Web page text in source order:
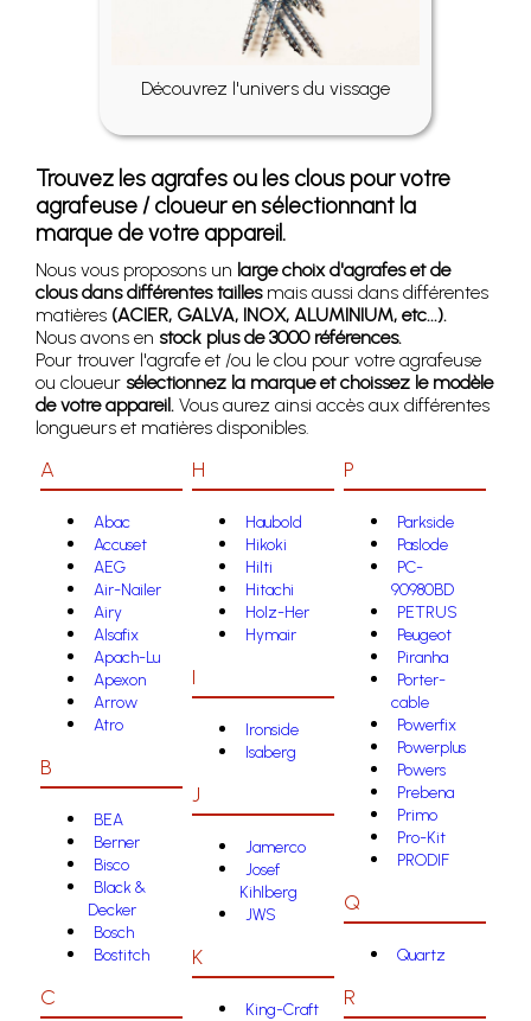
Découvrez l'univers du vissage
Trouvez les agrafes ou les clous pour votre
agrafeuse / cloueur en sélectionnant la
marque de votre appareil.
Nous vous proposons un large choix d'agrafes et de
clous dans différentes taillesmais aussi dans différentes
matières (ACIER, GALVA, INOX, ALUMINIUM, etc...).
Nous avons en stock plus de 3000 références.
Pour trouver l'agrafe et /ou le clou pour votre agrafeuse
ou cloueur sélectionnez la marque et choissez le modèle
de votre appareil. Vous aurez ainsi accès aux différentes
longueurs et matières disponibles.
A
Abac
Accuset
AEG
Air-Nailer
Airy
Alsafix
Apach-Lu
Apexon
Arrow
Atro
B
BEA
Berner
Bisco
Black &
Decker
Bosch
Bostitch
C
H
Haubold
Hikoki
Hilti
Hitachi
Holz-Her
Hymair
I
Ironside
Isaberg
J
Jamerco
Josef
Kihlberg
JWS
K
King-Craft
P
Parkside
Paslode
PC-
90980BD
PETRUS
Peugeot
Piranha
Porter-
cable
Powerfix
Powerplus
Powers
Prebena
Primo
Pro-Kit
PRODIF
Q
Quartz
R